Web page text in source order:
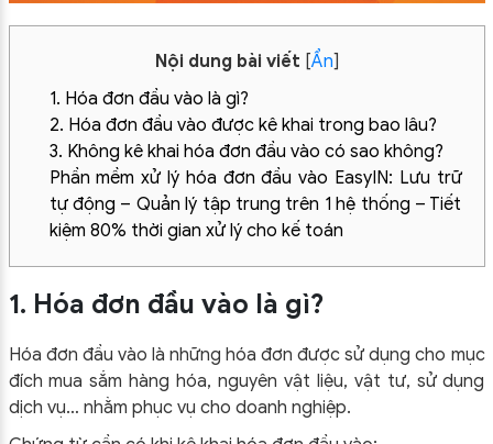
Nội dung bài viết [Ẩn]
1. Hóa đơn đầu vào là gì?
2. Hóa đơn đầu vào được kê khai trong bao lâu?
3. Không kê khai hóa đơn đầu vào có sao không?
Phần mềm xử lý hóa đơn đầu vào EasyIN: Lưu trữ
tự động – Quản lý tập trung trên 1 hệ thống – Tiết
kiệm 80% thời gian xử lý cho kế toán
1. Hóa đơn đầu vào là gì?
Hóa đơn đầu vào là những hóa đơn được sử dụng cho mục
đích mua sắm hàng hóa, nguyên vật liệu, vật tư, sử dụng
dịch vụ… nhằm phục vụ cho doanh nghiệp.